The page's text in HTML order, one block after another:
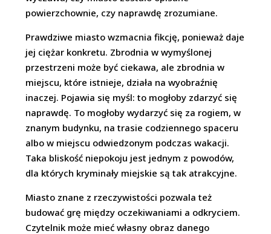
powierzchownie, czy naprawdę zrozumiane.
Prawdziwe miasto wzmacnia fikcję, ponieważ daje
jej ciężar konkretu. Zbrodnia w wymyślonej
przestrzeni może być ciekawa, ale zbrodnia w
miejscu, które istnieje, działa na wyobraźnię
inaczej. Pojawia się myśl: to mogłoby zdarzyć się
naprawdę. To mogłoby wydarzyć się za rogiem, w
znanym budynku, na trasie codziennego spaceru
albo w miejscu odwiedzonym podczas wakacji.
Taka bliskość niepokoju jest jednym z powodów,
dla których kryminały miejskie są tak atrakcyjne.
Miasto znane z rzeczywistości pozwala też
budować grę między oczekiwaniami a odkryciem.
Czytelnik może mieć własny obraz danego